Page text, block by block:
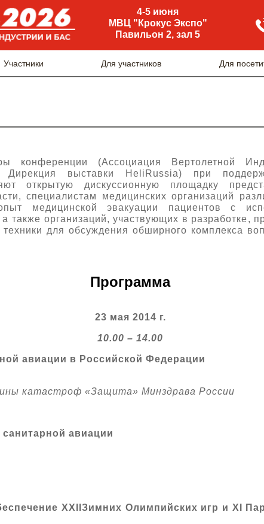
4-5 июня
МВЦ "Крокус Экспо"
Павильон 2, зал 5
Участники Для участников Для
конференции (Ассоциация Вертолетной
Дирекция выставки HeliRussia) при
открытую дискуссионную площадку
специалистам медицинских организаций
медицинской эвакуации пациентов с
а также организаций, участвующих в разработке,
для обсуждения обширного комплекса
Программа
23 мая 2014 г.
10.00 – 14.00
авиации в Российской Федерации
катастроф «Защита» Минздрава России
авиации
XXII Зимних Олимпийских игр и XI